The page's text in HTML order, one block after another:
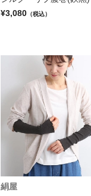
¥3,080 （税込）
絹屋